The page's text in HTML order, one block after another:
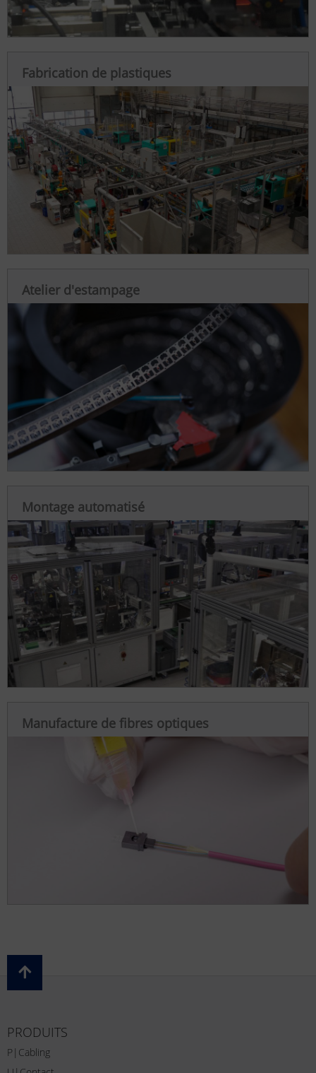
Fabrication de plastiques
Atelier d'estampage
Montage automatisé
Manufacture de fibres optiques
PRODUITS
P|Cabling